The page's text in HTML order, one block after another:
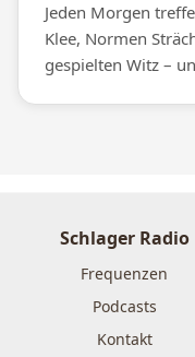
Jeden Morgen
Klee, Normen
gespielten Witz –
Schlager Radio
Frequenzen
Podcasts
Kontakt